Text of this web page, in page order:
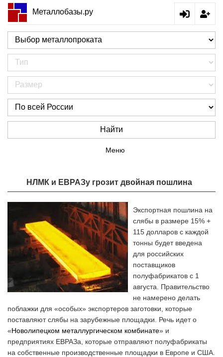
Металлобазы.ру
Найти
Меню
НЛМК и ЕВРАЗу грозит двойная пошлина
Экспортная пошлина на
слябы в размере 15% +
115 долларов с каждой
тонны будет введена
для российских
поставщиков
полуфабрикатов с 1
августа. Правительство
не намерено делать
поблажки для «особых» экспортеров заготовки, которые
поставляют слябы на зарубежные площадки. Речь идет о
«Новолипецком металлургическом комбинате» и
предприятиях ЕВРАЗа, которые отправляют полуфабрикаты
на собственные производственные площадки в Европе и США.